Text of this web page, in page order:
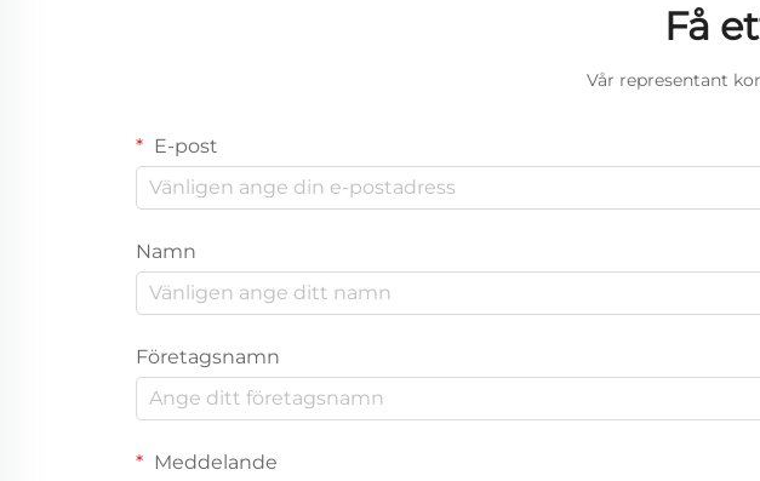
Få
Vår representant
E-post
Namn
Företagsnamn
Meddelande